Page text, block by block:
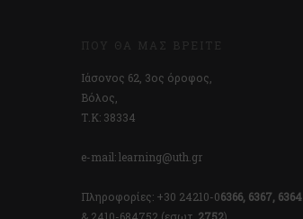
ΠΟΎ ΘΑ ΜΑΣ ΒΡΕΊΤΕ
Ιάσονος 62, 3ος όροφος,
Βόλος,
Τ.Κ: 38334
e-mail: learning@uth.gr
Πληροφορίες: +30 24210-06366, 6367, 6364
& 2410-684752 (εσωτ. 2752)